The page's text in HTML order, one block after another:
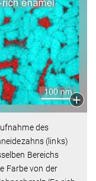
des
(links)
Bereichs
Farbe von der